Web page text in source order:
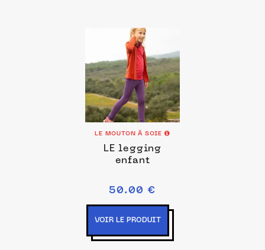
LE MOUTON À SOIE
LE legging
enfant
50.00 €
VOIR LE PRODUIT